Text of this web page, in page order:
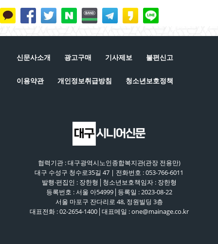
은퇴는 새로운 시작, 새로운 출발이다 [시니어 이슈
플러스 2회]
44:42
신문사소개 광고구매 기사제보 불편신고
이용약관 개인정보취급방침 청소년보호정책
협력기관 : 대구광역시노인종합복지관(관장 전용만)
대구 수성구 청수로35길 47 | 전화번호 : 053-766-6011
발행·편집인 : 장한형│청소년보호책임자 : 장한형
등록번호 : 서울 아54999│등록일 : 2023-08-22
서울 마포구 잔다리로 48, 정원빌딩 3층
대표전화 : 02-2654-1400│대표메일 : one@mainage.co.kr